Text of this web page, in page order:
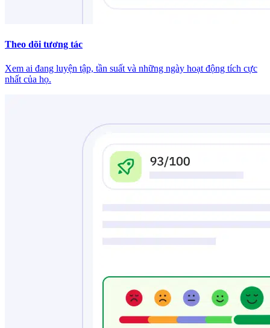
Theo dõi tương tác
Xem ai đang luyện tập, tần suất và những ngày hoạt động tích cực
nhất của họ.